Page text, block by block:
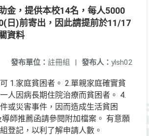
金，提供本校14名，​每人5000
日)前寄​出，因此請提前於11/17
資料
發布人： ylsh02
發布單位： 註冊組 |
1.家庭貧困者。 2.單親家庭確實貧
人因病長期住院治療而貧困者。 4.
或災害事件，因而造成生活貧困
師推薦函請參閱附加檔案。 有意願
登記，以利了解申請人數。